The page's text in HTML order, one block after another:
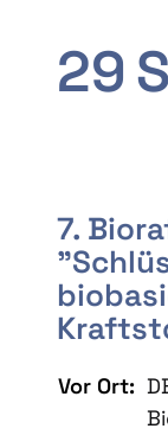
29
7.
Vor Ort: